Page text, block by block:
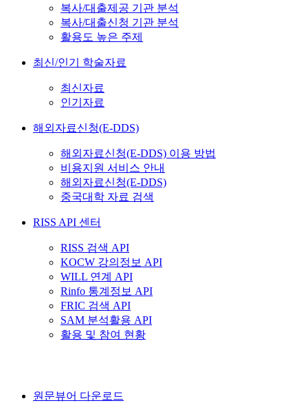
복사/대출제공 기관 분석
복사/대출신청 기관 분석
활용도 높은 주제
최신/인기 학술자료
최신자료
인기자료
해외자료신청(E-DDS)
해외자료신청(E-DDS) 이용 방법
비용지원 서비스 안내
해외자료신청(E-DDS)
중국대학 자료 검색
RISS API 센터
RISS 검색 API
KOCW 강의정보 API
WILL 연계 API
Rinfo 통계정보 API
FRIC 검색 API
SAM 분석활용 API
활용 및 참여 현황
원문뷰어 다운로드